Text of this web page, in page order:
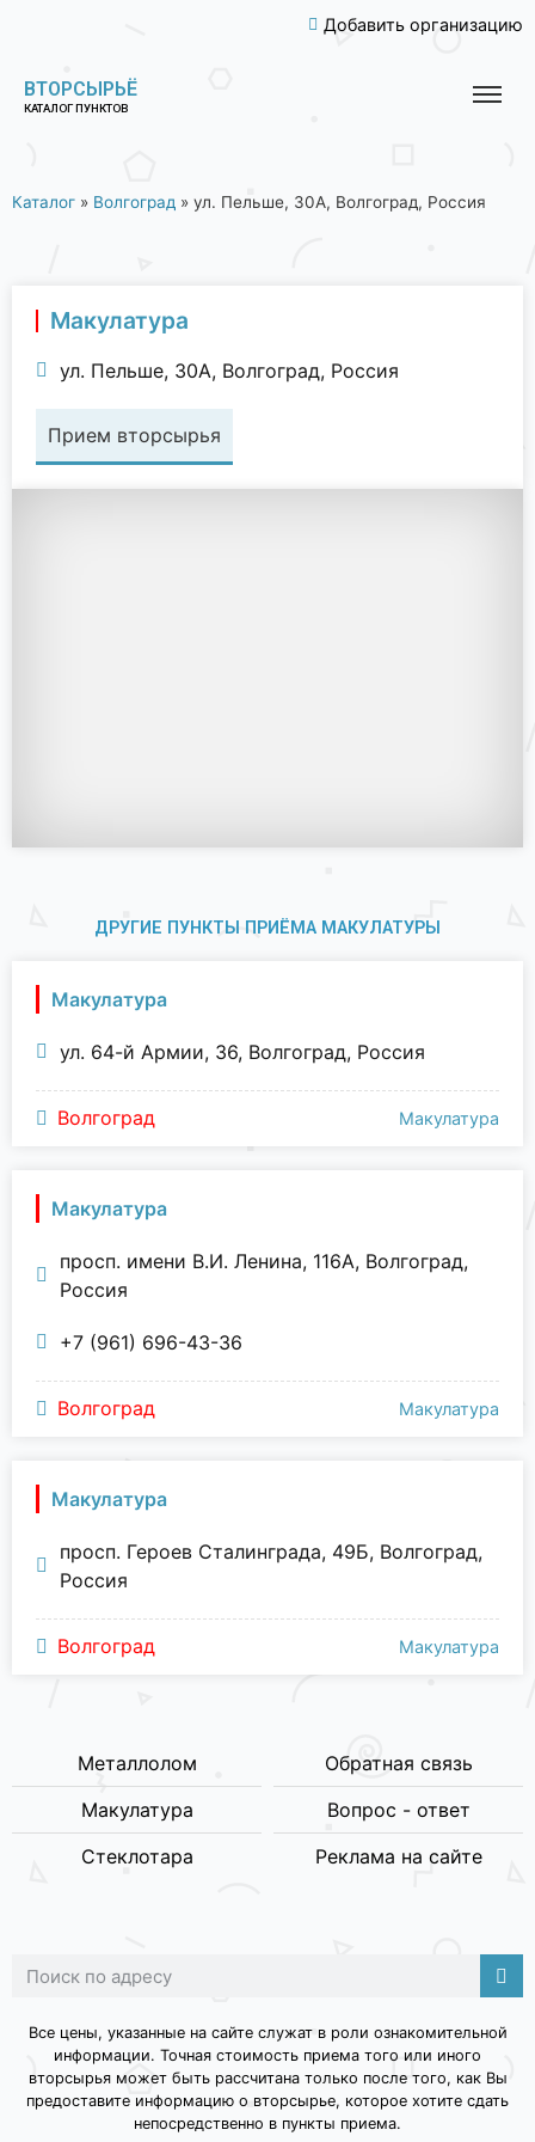
Добавить организацию
ВТОРСЫРЬЁ
КАТАЛОГ ПУНКТОВ
Каталог » Волгоград » ул. Пельше, 30А, Волгоград, Россия
Макулатура
ул. Пельше, 30А, Волгоград, Россия
Прием вторсырья
ДРУГИЕ ПУНКТЫ ПРИЁМА МАКУЛАТУРЫ
Макулатура
ул. 64-й Армии, 36, Волгоград, Россия
Волгоград Макулатура
Макулатура
просп. имени В.И. Ленина, 116А, Волгоград,
Россия
+7 (961) 696-43-36
Волгоград Макулатура
Макулатура
просп. Героев Сталинграда, 49Б, Волгоград,
Россия
Волгоград Макулатура
Металлолом
Макулатура
Стеклотара
Обратная связь
Вопрос - ответ
Реклама на сайте
Все цены, указанные на сайте служат в роли ознакомительной
информации. Точная стоимость приема того или иного
вторсырья может быть рассчитана только после того, как Вы
предоставите информацию о вторсырье, которое хотите сдать
непосредственно в пункты приема.